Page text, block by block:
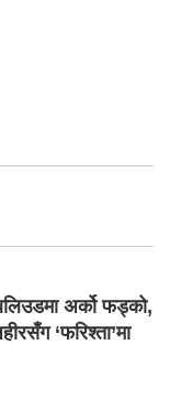
अर्को फड्को,
‘फरिश्ता’मा